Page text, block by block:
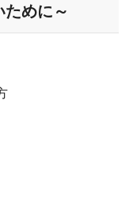
ために～